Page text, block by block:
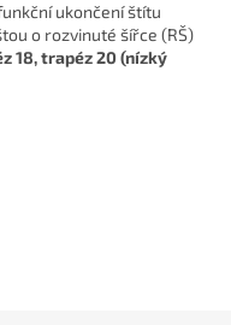
ukončení štítu
o rozvinuté šířce (RŠ)
18, trapéz 20 (nízký